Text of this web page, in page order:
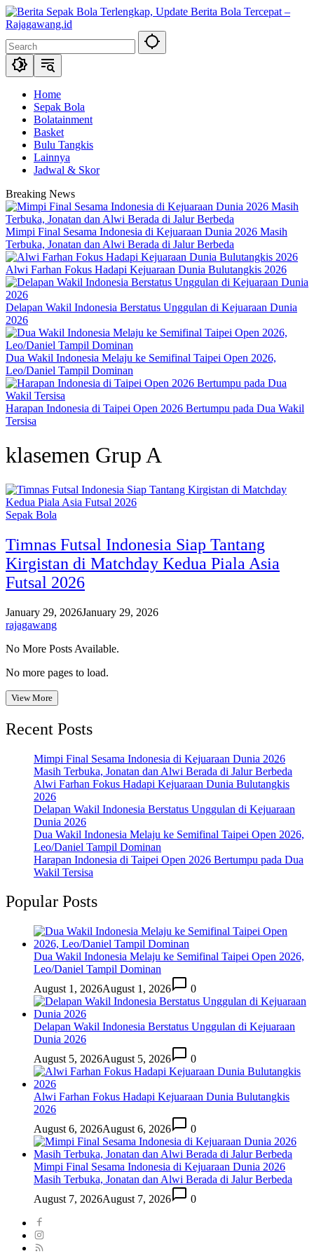
Skip
to
Home
Sepak Bola
Bolatainment
Basket
Bulu Tangkis
Lainnya
Jadwal & Skor
Breaking News
Mimpi Final Sesama Indonesia di Kejuaraan Dunia 2026 Masih
Terbuka, Jonatan dan Alwi Berada di Jalur Berbeda
Alwi Farhan Fokus Hadapi Kejuaraan Dunia Bulutangkis 2026
Delapan Wakil Indonesia Berstatus Unggulan di Kejuaraan Dunia
2026
Dua Wakil Indonesia Melaju ke Semifinal Taipei Open 2026,
Leo/Daniel Tampil Dominan
Harapan Indonesia di Taipei Open 2026 Bertumpu pada Dua Wakil
Tersisa
klasemen Grup A
Sepak Bola
Timnas Futsal Indonesia Siap Tantang
Kirgistan di Matchday Kedua Piala Asia
Futsal 2026
January 29, 2026January 29, 2026
rajagawang
No More Posts Available.
No more pages to load.
View More
Recent Posts
Mimpi Final Sesama Indonesia di Kejuaraan Dunia 2026
Masih Terbuka, Jonatan dan Alwi Berada di Jalur Berbeda
Alwi Farhan Fokus Hadapi Kejuaraan Dunia Bulutangkis
2026
Delapan Wakil Indonesia Berstatus Unggulan di Kejuaraan
Dunia 2026
Dua Wakil Indonesia Melaju ke Semifinal Taipei Open 2026,
Leo/Daniel Tampil Dominan
Harapan Indonesia di Taipei Open 2026 Bertumpu pada Dua
Wakil Tersisa
Popular Posts
Dua Wakil Indonesia Melaju ke Semifinal Taipei Open 2026,
Leo/Daniel Tampil Dominan
August 1, 2026August 1, 2026 0
Delapan Wakil Indonesia Berstatus Unggulan di Kejuaraan
Dunia 2026
August 5, 2026August 5, 2026 0
Alwi Farhan Fokus Hadapi Kejuaraan Dunia Bulutangkis
2026
August 6, 2026August 6, 2026 0
Mimpi Final Sesama Indonesia di Kejuaraan Dunia 2026
Masih Terbuka, Jonatan dan Alwi Berada di Jalur Berbeda
August 7, 2026August 7, 2026 0